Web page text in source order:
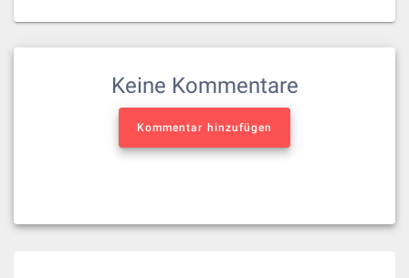
Keine Kommentare
Kommentar hinzufügen